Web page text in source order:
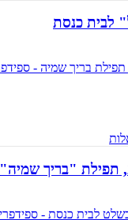
לבית כנסת
תפילת "בריך שמיה"